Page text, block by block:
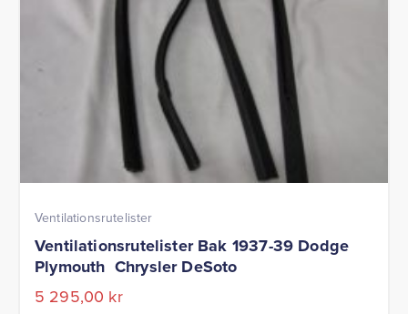
Ventilationsrutelister
Ventilationsrutelister Bak 1937-39 Dodge
Plymouth Chrysler DeSoto
5 295,00 kr